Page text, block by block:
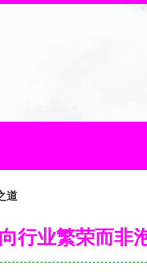
道
行业繁荣而非